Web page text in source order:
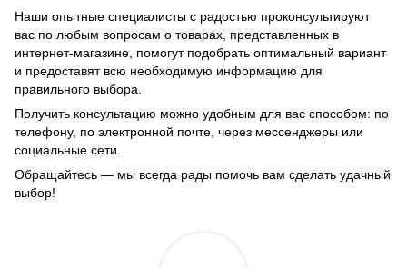
Наши опытные специалисты с радостью проконсультируют
вас по любым вопросам о товарах, представленных в
интернет-магазине, помогут подобрать оптимальный вариант
и предоставят всю необходимую информацию для
правильного выбора.
Получить консультацию можно удобным для вас способом: по
телефону, по электронной почте, через мессенджеры или
социальные сети.
Обращайтесь — мы всегда рады помочь вам сделать удачный
выбор!